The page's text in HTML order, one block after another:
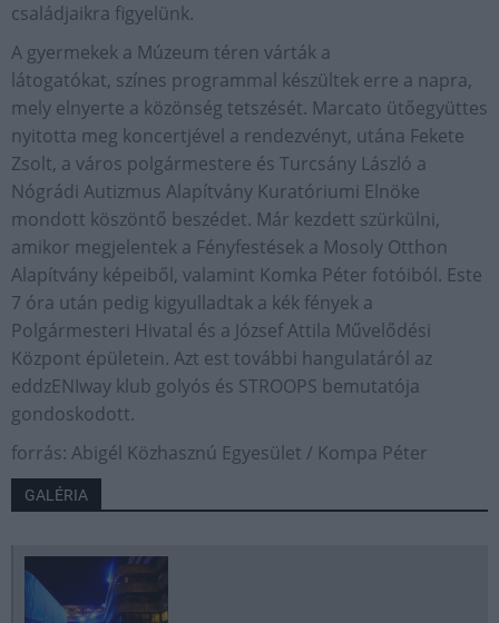
családjaikra figyelünk.
A gyermekek a Múzeum téren várták a
látogatókat, színes programmal készültek erre a napra,
mely elnyerte a közönség tetszését. Marcato ütőegyüttes
nyitotta meg koncertjével a rendezvényt, utána Fekete
Zsolt, a város polgármestere és Turcsány László a
Nógrádi Autizmus Alapítvány Kuratóriumi Elnöke
mondott köszöntő beszédet. Már kezdett szürkülni,
amikor megjelentek a Fényfestések a Mosoly Otthon
Alapítvány képeiből, valamint Komka Péter fotóiból. Este
7 óra után pedig kigyulladtak a kék fények a
Polgármesteri Hivatal és a József Attila Művelődési
Központ épületein. Azt est további hangulatáról az
eddzENIway klub golyós és STROOPS bemutatója
gondoskodott.
forrás: Abigél Közhasznú Egyesület / Kompa Péter
GALÉRIA